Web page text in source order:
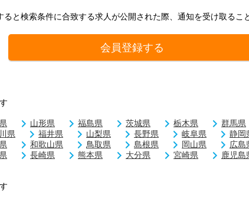
ると検索条件に合致する求人が公開された際、通知を受け取るこ
会員登録する
山形県 福島県 茨城県 栃木県 群馬県
県 福井県 山梨県 長野県 岐阜県 静岡
和歌山県 鳥取県 島根県 岡山県 広島
長崎県 熊本県 大分県 宮崎県 鹿児島